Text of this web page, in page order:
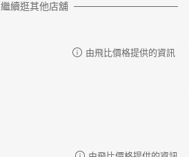
繼續逛其他店舖
由飛比價格提供的資訊